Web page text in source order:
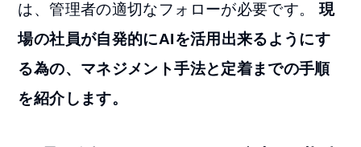
は、管理者の適切なフォローが必要です。 現
場の社員が自発的にAIを活用出来るようにす
る為の、マネジメント手法と定着までの手順
を紹介します。